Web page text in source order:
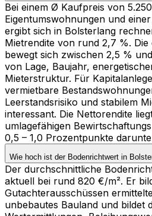
Bei einem Ø Kaufpreis von
Eigentumswohnungen und
ergibt sich in Bolsterlang
Mietrendite von rund 2,7 %.
bewegt sich zwischen 2,5 %
von Lage, Baujahr,
Mieterstruktur. Für
vermietbare
Leerstandsrisiko und stabilem
interessant. Die Nettorendite
umlagefähigen
0,5 – 1,0 Prozentpunkte
Wie hoch ist der Bodenrichtwert in
Der durchschnittliche
aktuell bei rund 820 €/m². Er
Gutachterausschüssen
unbebautes Bauland und bildet